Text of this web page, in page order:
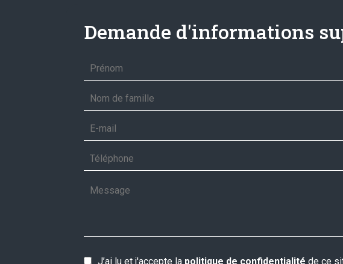
Demande d'informations
J’ai lu et j'accepte la politique de confidentialité de ce